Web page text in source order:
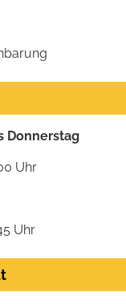
Donnerstag
Uhr
Uhr